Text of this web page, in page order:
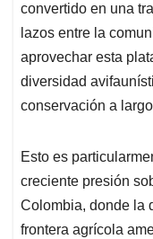
convertido en una
lazos entre la
aprovechar esta
diversidad
conservación a
Esto es
creciente presión
Colombia, donde la
frontera agrícola